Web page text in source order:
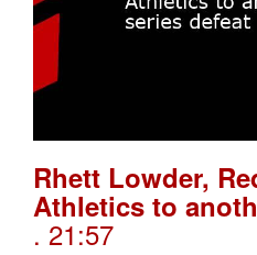
Rhett Lowder,
Athletics to
. 21:57